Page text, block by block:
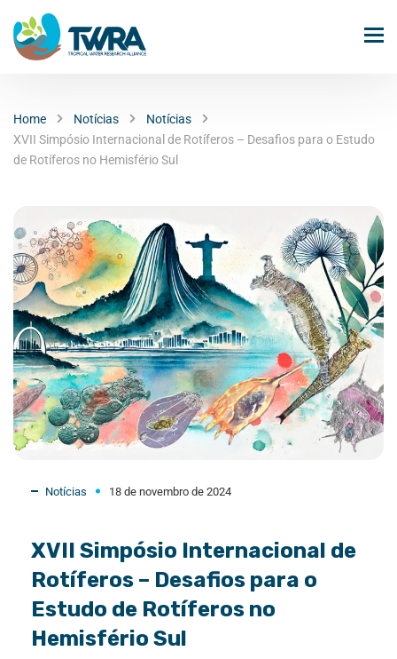
Home Notícias
Notícias
XVII Simpósio Internacional de Rotíferos – Desafios para o Estudo
de Rotíferos no Hemisfério Sul
Notícias 18 de novembro de 2024
XVII Simpósio Internacional de
Rotíferos – Desafios para o
Estudo de Rotíferos no
Hemisfério Sul